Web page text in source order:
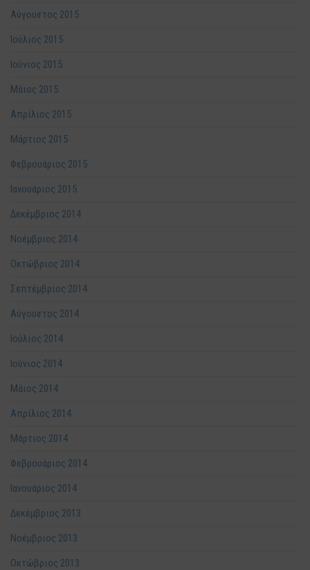
Αύγουστος 2015
Ιούλιος 2015
Ιούνιος 2015
Μάιος 2015
Απρίλιος 2015
Μάρτιος 2015
Φεβρουάριος 2015
Ιανουάριος 2015
Δεκέμβριος 2014
Νοέμβριος 2014
Οκτώβριος 2014
Σεπτέμβριος 2014
Αύγουστος 2014
Ιούλιος 2014
Ιούνιος 2014
Μάιος 2014
Απρίλιος 2014
Μάρτιος 2014
Φεβρουάριος 2014
Ιανουάριος 2014
Δεκέμβριος 2013
Νοέμβριος 2013
Οκτώβριος 2013